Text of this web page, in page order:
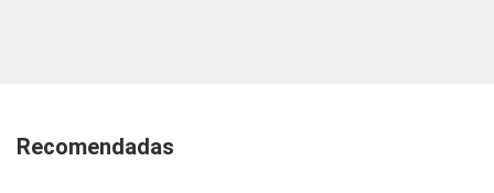
Recomendadas